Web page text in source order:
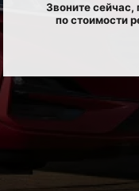
Звоните сейчас,
по стоимости